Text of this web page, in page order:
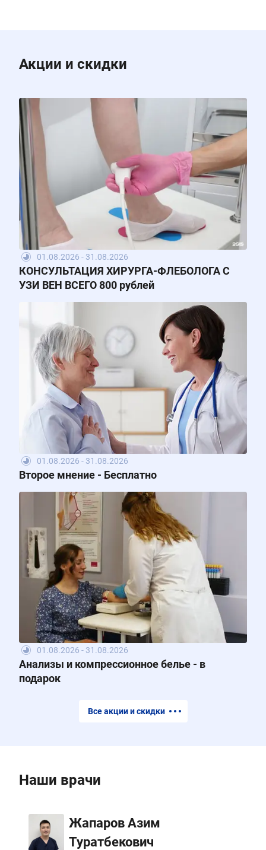
Акции и скидки
01.08.2026 - 31.08.2026
КОНСУЛЬТАЦИЯ ХИРУРГА-ФЛЕБОЛОГА С
УЗИ ВЕН ВСЕГО 800 рублей
01.08.2026 - 31.08.2026
Второе мнение - Бесплатно
01.08.2026 - 31.08.2026
Анализы и компрессионное белье - в
подарок
Все акции и скидки
Наши врачи
Жапаров Азим
Туратбекович